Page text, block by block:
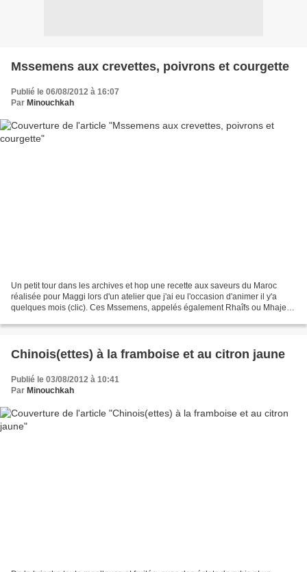
Mssemens aux crevettes, poivrons et courgette
Publié le 06/08/2012 à 16:07
Par Minouchkah
Un petit tour dans les archives et hop une recette aux saveurs du Maroc
réalisée pour Maggi lors d'un atelier que j'ai eu l'occasion d'animer il y'a
quelques mois (clic). Ces Mssemens, appelés également Rhaîfs ou Mhajebs
Chinois(ettes) à la framboise et au citron jaune
Publié le 03/08/2012 à 10:41
Par Minouchkah